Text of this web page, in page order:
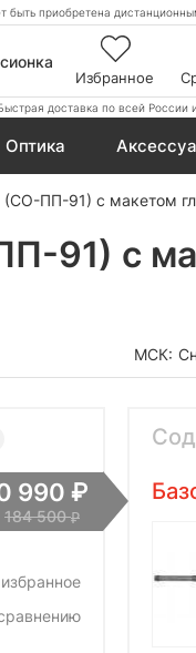
быть приобретена
Избранное
доставка по всей России
Оптика
ПП-91) с макетом
91) с
МСК:
990
184 500